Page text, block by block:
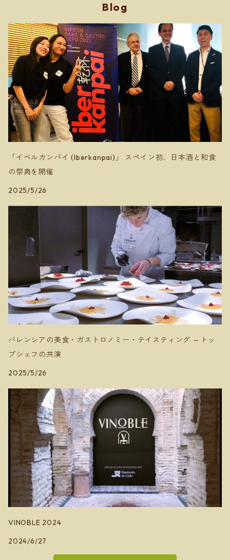
Hokkaido SPACE Winery マロワインズ
Domaine Mizuki Nakai ミズキ ナカイ
安芸農園
ミソノヴィンヤード
Blog
「イベルカンパイ (Iberkanpai)」 スペイン初、日本酒と和食
の祭典を開催
2025/5/26
バレンシアの美食・ガストロノミー・テイスティング ～トッ
プシェフの共演
2025/5/26
VINOBLE 2024
2024/6/27